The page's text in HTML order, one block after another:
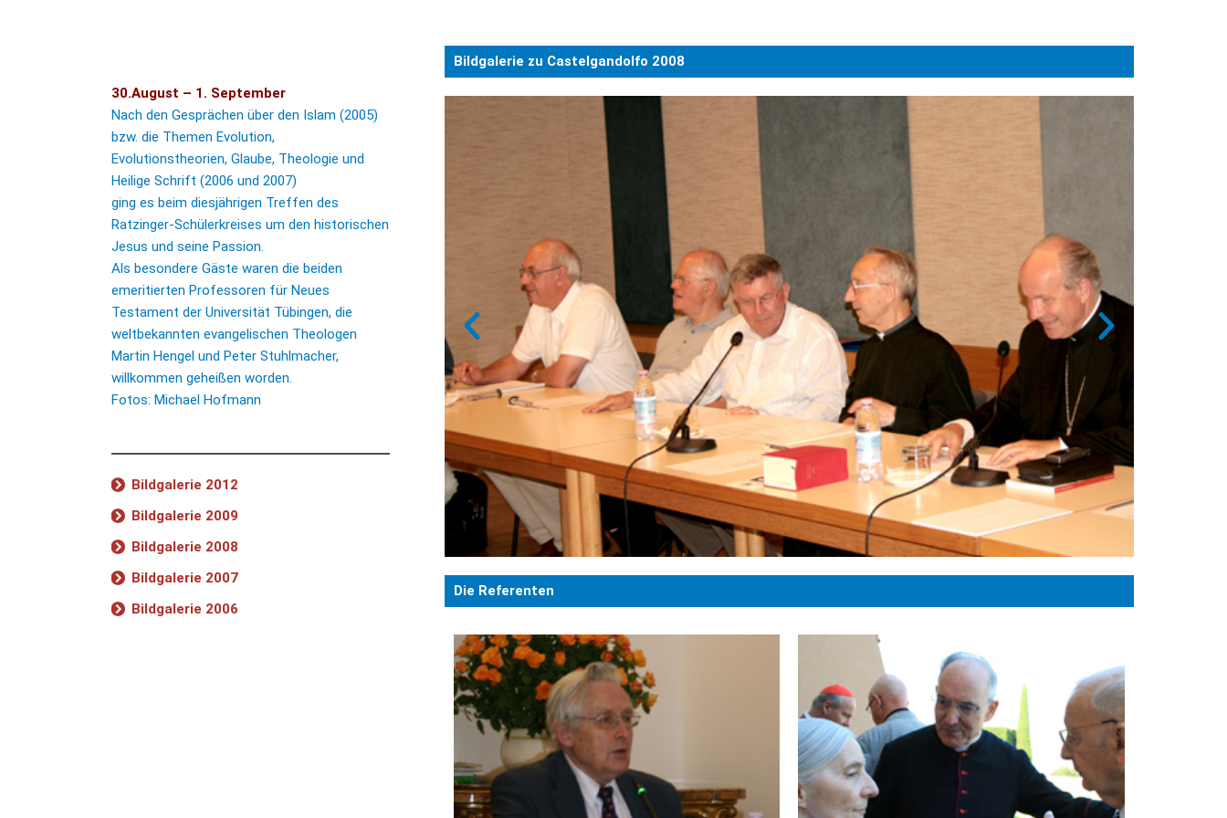
30.August – 1. September
Nach den Gesprächen über den Islam (2005)
bzw. die Themen Evolution,
Evolutionstheorien, Glaube, Theologie und
Heilige Schrift (2006 und 2007)
ging es beim diesjährigen Treffen des
Ratzinger-Schülerkreises um den historischen
Jesus und seine Passion.
Als besondere Gäste waren die beiden
emeritierten Professoren für Neues
Testament der Universität Tübingen, die
weltbekannten evangelischen Theologen
Martin Hengel und Peter Stuhlmacher,
willkommen geheißen worden.
Fotos: Michael Hofmann
Bildgalerie 2012
Bildgalerie 2009
Bildgalerie 2008
Bildgalerie 2007
Bildgalerie 2006
Bildgalerie zu Castelgandolfo 2008
Die Referenten